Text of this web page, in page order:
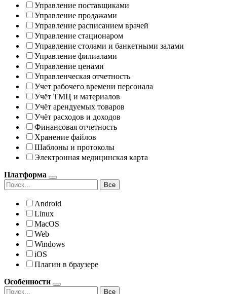
Управление поставщиками
Управление продажами
Управление расписанием врачей
Управление стационаром
Управление столами и банкетными залами
Управление филиалами
Управление ценами
Управленческая отчетность
Учет рабочего времени персонала
Учёт ТМЦ и материалов
Учёт арендуемых товаров
Учёт расходов и доходов
Финансовая отчетность
Хранение файлов
Шаблоны и протоколы
Электронная медицинская карта
Платформа
Все
Android
Linux
MacOS
Web
Windows
iOS
Плагин в браузере
Особенности
Все